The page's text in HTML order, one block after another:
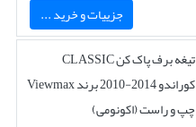
جزییات و خرید ...
تیغه برف پاک کن CLASSIC
کوراندو 2014-2010 برند Viewmax
چپ و راست (اکونومی)